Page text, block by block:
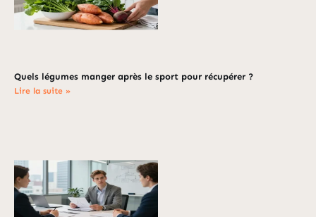
Quels légumes manger après le sport pour récupérer ?
Lire la suite »